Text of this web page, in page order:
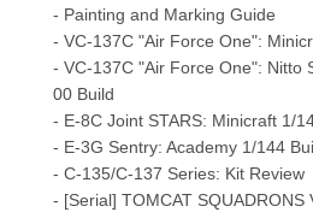
- Painting and Marking Guide
- VC-137C "Air Force One":
- VC-137C "Air Force One": Nitto
00 Build
- E-8C Joint STARS: Minicraft 1/
- E-3G Sentry: Academy 1/144
- C-135/C-137 Series: Kit Review
- [Serial] TOMCAT SQUADRONS